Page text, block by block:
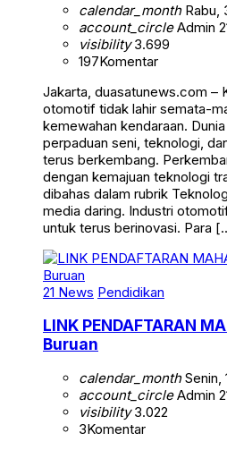
calendar_monthRabu,
account_circleAdmin
visibility3.699
197Komentar
Jakarta, duasatunews.com –
otomotif tidak lahir semata-
kemewahan kendaraan.
perpaduan seni, teknologi,
terus berkembang.
dengan kemajuan teknologi
dibahas dalam rubrik
media daring. Industri
untuk terus berinovasi. Para
21 News Pendidikan
LINK PENDAFTARAN
Buruan
calendar_monthSenin,
account_circleAdmin
visibility3.022
3Komentar